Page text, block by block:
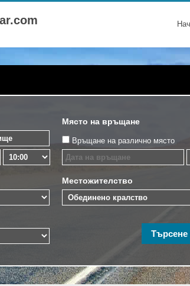
Място на връщане
Връщане на различно място
Местожителство